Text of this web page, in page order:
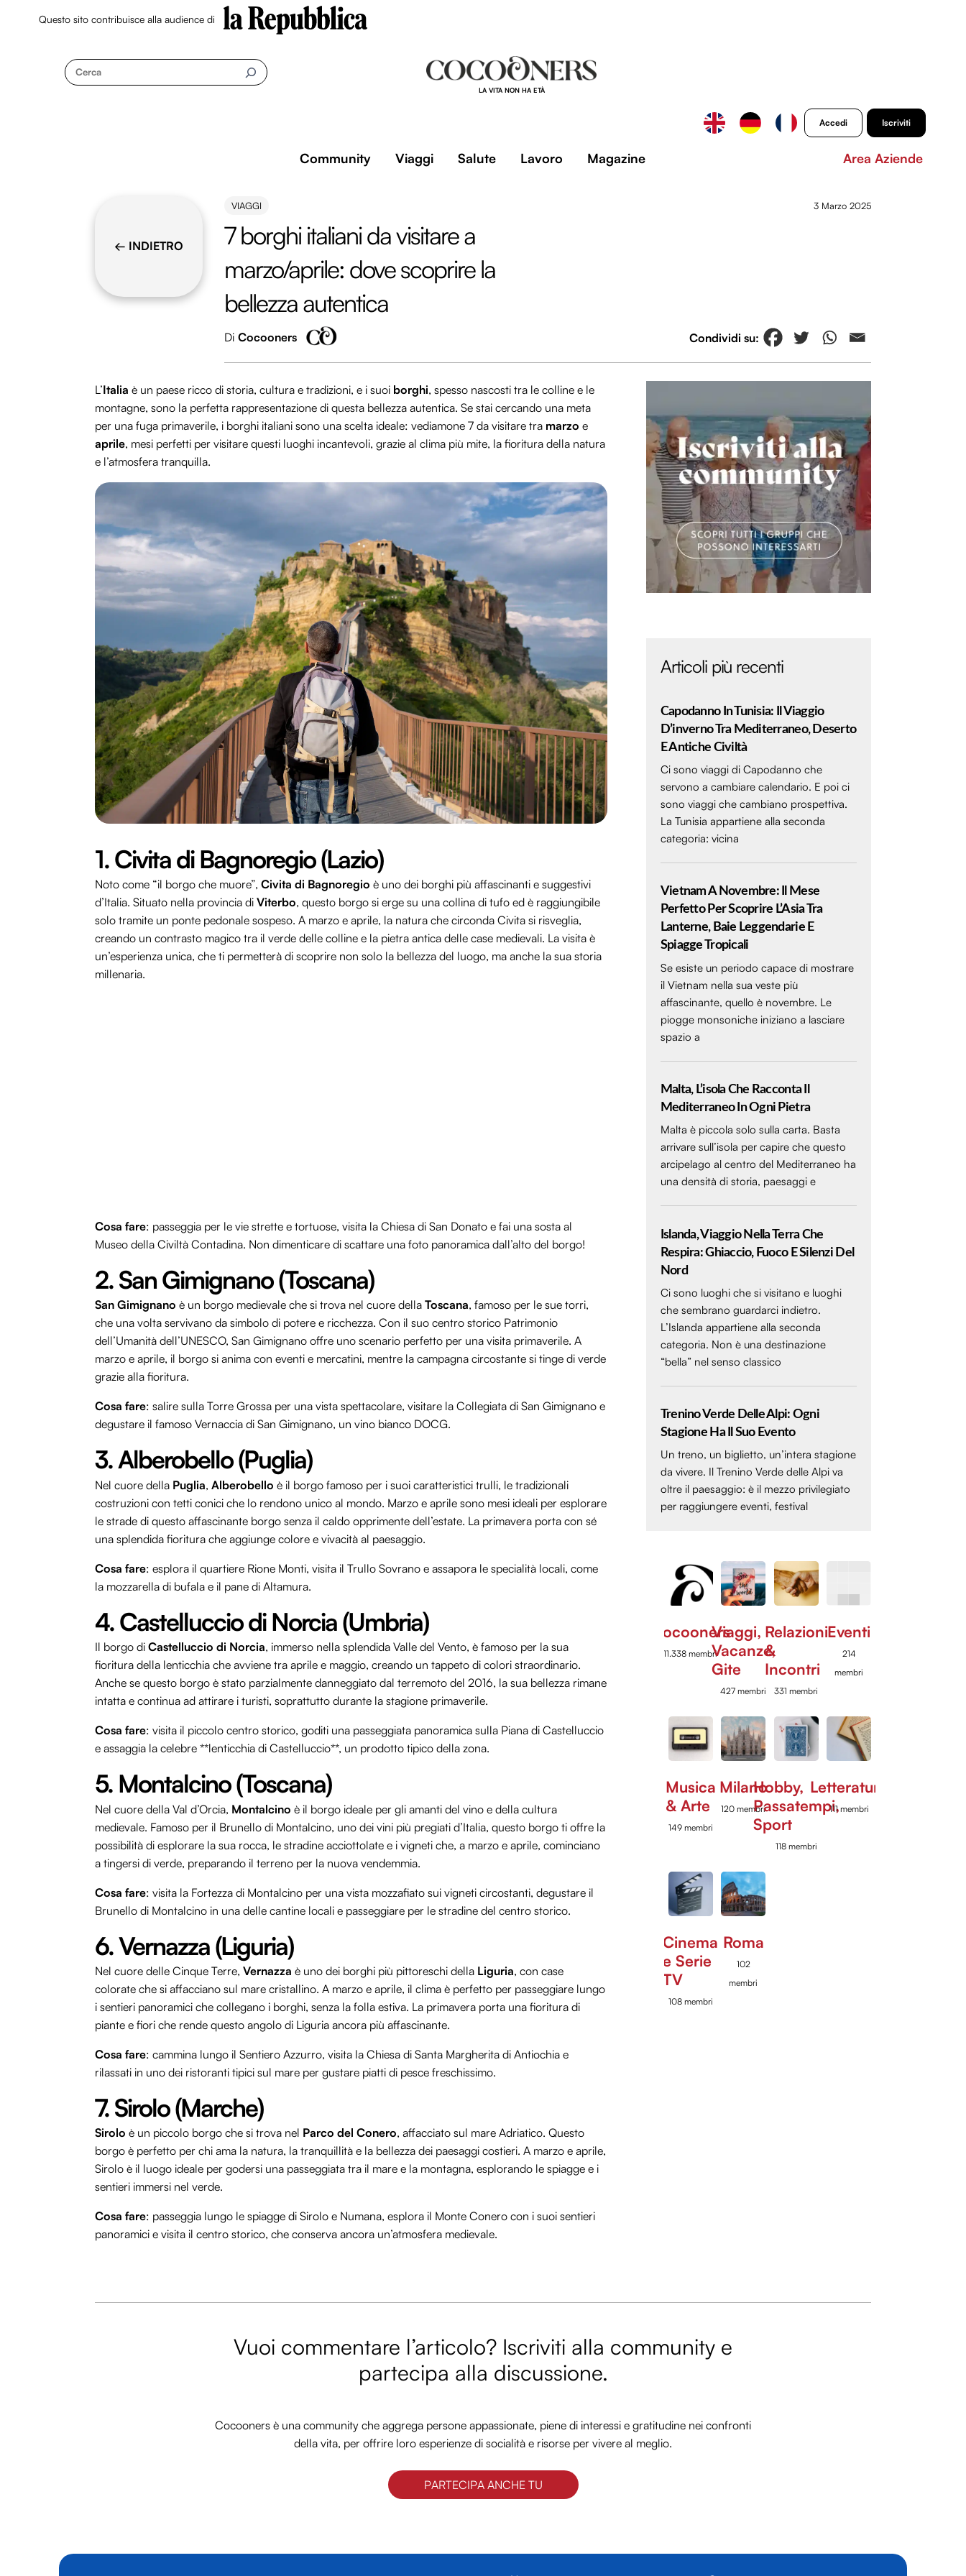
Questo sito contribuisce alla audience di
Cerca
LA VITA NON HA ETÀ
Accedi Iscriviti
Community Viaggi Salute Lavoro Magazine Area Aziende
← INDIETRO
VIAGGI 3 Marzo 2025
7 borghi italiani da visitare a
marzo/aprile: dove scoprire la
bellezza autentica
Di Cocooners
L’Italia è un paese ricco di storia, cultura e tradizioni, e i suoi borghi, spesso nascosti tra le colline e le
montagne, sono la perfetta rappresentazione di questa bellezza autentica. Se stai cercando una meta
per una fuga primaverile, i borghi italiani sono una scelta ideale: vediamone 7 da visitare tra marzo e
aprile, mesi perfetti per visitare questi luoghi incantevoli, grazie al clima più mite, la fioritura della natura
e l’atmosfera tranquilla.
1. Civita di Bagnoregio (Lazio)
Noto come “il borgo che muore”, Civita di Bagnoregio è uno dei borghi più affascinanti e suggestivi
d’Italia. Situato nella provincia di Viterbo, questo borgo si erge su una collina di tufo ed è raggiungibile
solo tramite un ponte pedonale sospeso. A marzo e aprile, la natura che circonda Civita si risveglia,
creando un contrasto magico tra il verde delle colline e la pietra antica delle case medievali. La visita è
un’esperienza unica, che ti permetterà di scoprire non solo la bellezza del luogo, ma anche la sua storia
millenaria.
Cosa fare: passeggia per le vie strette e tortuose, visita la Chiesa di San Donato e fai una sosta al
Museo della Civiltà Contadina. Non dimenticare di scattare una foto panoramica dall’alto del borgo!
2. San Gimignano (Toscana)
San Gimignano è un borgo medievale che si trova nel cuore della Toscana, famoso per le sue torri,
che una volta servivano da simbolo di potere e ricchezza. Con il suo centro storico Patrimonio
dell’Umanità dell’UNESCO, San Gimignano offre uno scenario perfetto per una visita primaverile. A
marzo e aprile, il borgo si anima con eventi e mercatini, mentre la campagna circostante si tinge di verde
grazie alla fioritura.
Cosa fare: salire sulla Torre Grossa per una vista spettacolare, visitare la Collegiata di San Gimignano e
degustare il famoso Vernaccia di San Gimignano, un vino bianco DOCG.
3. Alberobello (Puglia)
Nel cuore della Puglia, Alberobello è il borgo famoso per i suoi caratteristici trulli, le tradizionali
costruzioni con tetti conici che lo rendono unico al mondo. Marzo e aprile sono mesi ideali per esplorare
le strade di questo affascinante borgo senza il caldo opprimente dell’estate. La primavera porta con sé
una splendida fioritura che aggiunge colore e vivacità al paesaggio.
Cosa fare: esplora il quartiere Rione Monti, visita il Trullo Sovrano e assapora le specialità locali, come
la mozzarella di bufala e il pane di Altamura.
4. Castelluccio di Norcia (Umbria)
Il borgo di Castelluccio di Norcia, immerso nella splendida Valle del Vento, è famoso per la sua
fioritura della lenticchia che avviene tra aprile e maggio, creando un tappeto di colori straordinario.
Anche se questo borgo è stato parzialmente danneggiato dal terremoto del 2016, la sua bellezza rimane
intatta e continua ad attirare i turisti, soprattutto durante la stagione primaverile.
Cosa fare: visita il piccolo centro storico, goditi una passeggiata panoramica sulla Piana di Castelluccio
e assaggia la celebre **lenticchia di Castelluccio**, un prodotto tipico della zona.
5. Montalcino (Toscana)
Nel cuore della Val d’Orcia, Montalcino è il borgo ideale per gli amanti del vino e della cultura
medievale. Famoso per il Brunello di Montalcino, uno dei vini più pregiati d’Italia, questo borgo ti offre la
possibilità di esplorare la sua rocca, le stradine acciottolate e i vigneti che, a marzo e aprile, cominciano
a tingersi di verde, preparando il terreno per la nuova vendemmia.
Cosa fare: visita la Fortezza di Montalcino per una vista mozzafiato sui vigneti circostanti, degustare il
Brunello di Montalcino in una delle cantine locali e passeggiare per le stradine del centro storico.
6. Vernazza (Liguria)
Nel cuore delle Cinque Terre, Vernazza è uno dei borghi più pittoreschi della Liguria, con case
colorate che si affacciano sul mare cristallino. A marzo e aprile, il clima è perfetto per passeggiare lungo
i sentieri panoramici che collegano i borghi, senza la folla estiva. La primavera porta una fioritura di
piante e fiori che rende questo angolo di Liguria ancora più affascinante.
Cosa fare: cammina lungo il Sentiero Azzurro, visita la Chiesa di Santa Margherita di Antiochia e
rilassati in uno dei ristoranti tipici sul mare per gustare piatti di pesce freschissimo.
7. Sirolo (Marche)
Sirolo è un piccolo borgo che si trova nel Parco del Conero, affacciato sul mare Adriatico. Questo
borgo è perfetto per chi ama la natura, la tranquillità e la bellezza dei paesaggi costieri. A marzo e aprile,
Sirolo è il luogo ideale per godersi una passeggiata tra il mare e la montagna, esplorando le spiagge e i
sentieri immersi nel verde.
Cosa fare: passeggia lungo le spiagge di Sirolo e Numana, esplora il Monte Conero con i suoi sentieri
panoramici e visita il centro storico, che conserva ancora un’atmosfera medievale.
Articoli più recenti
Capodanno In Tunisia: Il Viaggio
D’inverno Tra Mediterraneo, Deserto
E Antiche Civiltà
Ci sono viaggi di Capodanno che
servono a cambiare calendario. E poi ci
sono viaggi che cambiano prospettiva.
La Tunisia appartiene alla seconda
categoria: vicina
Vietnam A Novembre: Il Mese
Perfetto Per Scoprire L’Asia Tra
Lanterne, Baie Leggendarie E
Spiagge Tropicali
Se esiste un periodo capace di mostrare
il Vietnam nella sua veste più
affascinante, quello è novembre. Le
piogge monsoniche iniziano a lasciare
spazio a
Malta, L’isola Che Racconta Il
Mediterraneo In Ogni Pietra
Malta è piccola solo sulla carta. Basta
arrivare sull’isola per capire che questo
arcipelago al centro del Mediterraneo ha
una densità di storia, paesaggi e
Islanda, Viaggio Nella Terra Che
Respira: Ghiaccio, Fuoco E Silenzi Del
Nord
Ci sono luoghi che si visitano e luoghi
che sembrano guardarci indietro.
L’Islanda appartiene alla seconda
categoria. Non è una destinazione
“bella” nel senso classico
Trenino Verde Delle Alpi: Ogni
Stagione Ha Il Suo Evento
Un treno, un biglietto, un’intera stagione
da vivere. Il Trenino Verde delle Alpi va
oltre il paesaggio: è il mezzo privilegiato
per raggiungere eventi, festival
Cocooners
11.338 membri
Viaggi,
Vacanze,
Gite
427 membri
Relazioni
&
Incontri
331 membri
Eventi
214
membri
Musica
& Arte
149 membri
Milano
120 membri
Hobby,
Passatempi,
Sport
118 membri
Letteratura
111 membri
Cinema
e Serie
TV
108 membri
Roma
102
membri
Vuoi commentare l’articolo? Iscriviti alla community e
partecipa alla discussione.
Cocooners è una community che aggrega persone appassionate, piene di interessi e gratitudine nei confronti
della vita, per offrire loro esperienze di socialità e risorse per vivere al meglio.
PARTECIPA ANCHE TU